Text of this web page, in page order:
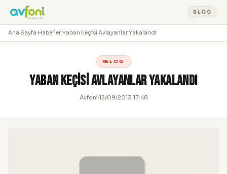
BLOG
Ana Sayfa›Haberler›Yaban Keçisi Avlayanlar Yakalandı
BLOG
Yaban Keçisi Avlayanlar Yakalandı
Avfoni 12/09/2013 17:48